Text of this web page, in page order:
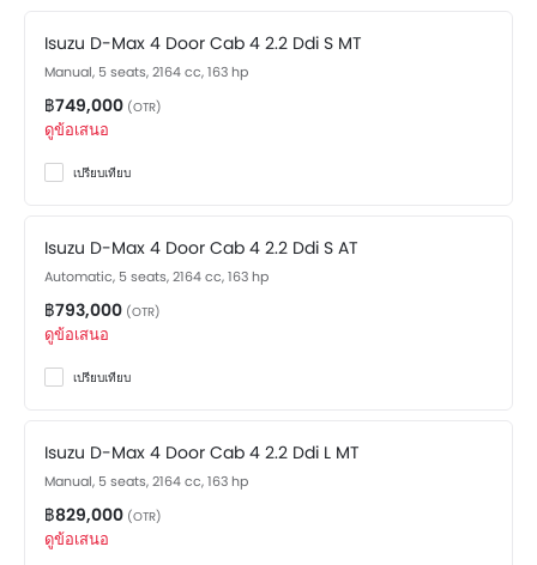
ถุงลมฝั่งคนขับ
ถุงลมฝั่งคนนั่ง
เสียงเตือนคาดเข็มขัดนิรภัย
ไฟเตือนประตู และฝากระโปรงท้าย
คานเหล็กด้านหน้ารถ
ระบบกุญแจนิรภัย
ถังน้ำมันออกแบบให้อยู่กลางตัวรถ
ระบบปรับไฟหน้า สูง / ต่ำ
พวงมาลัยปรับระดับได้
หน้าปัดบอกระยะทางแบบดิจิตอล
ระบบกระจายแรงเบรก
หน้าปัดบอกระยะทางแบบมัลติทริป
ไฟเตือนสถานะเครื่องยนต์
Isuzu D-Max 4 Door Cab 4 2.2 Ddi S MT
Manual, 5 seats, 2164 cc, 163 hp
฿749,000 (OTR)
ดูข้อเสนอ
เปรียบเทียบ
Isuzu D-Max 4 Door Cab 4 2.2 Ddi S AT
Automatic, 5 seats, 2164 cc, 163 hp
฿793,000 (OTR)
ดูข้อเสนอ
เปรียบเทียบ
Isuzu D-Max 4 Door Cab 4 2.2 Ddi L MT
Manual, 5 seats, 2164 cc, 163 hp
฿829,000 (OTR)
ดูข้อเสนอ